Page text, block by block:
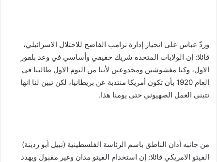
وردّ عباس على انحياز إدارة ترامب الفاضح للاحتلال الاسرائيلي،
قائلا: إن الولايات المتحدة شريك حقيقي وأساسي في وعد بلفور
الاول، وكنا مغشوشين ومخدوعين لأننا من اليوم الاول طالبنا في
العام 1920 بأن تكون أمريكا منتدبة عن بريطانيا، لكن تبين لنا انها
تتبنى العمل الصهيوني حتى يومنا هذا.
من جانبه أدان الناطق باسم الرئاسة الفلسطينية (نبيل أبو ردينة)
الفيتو الامريكي قائلا: إن استخدام الفيتو مدان وغير مقبول ويهدد